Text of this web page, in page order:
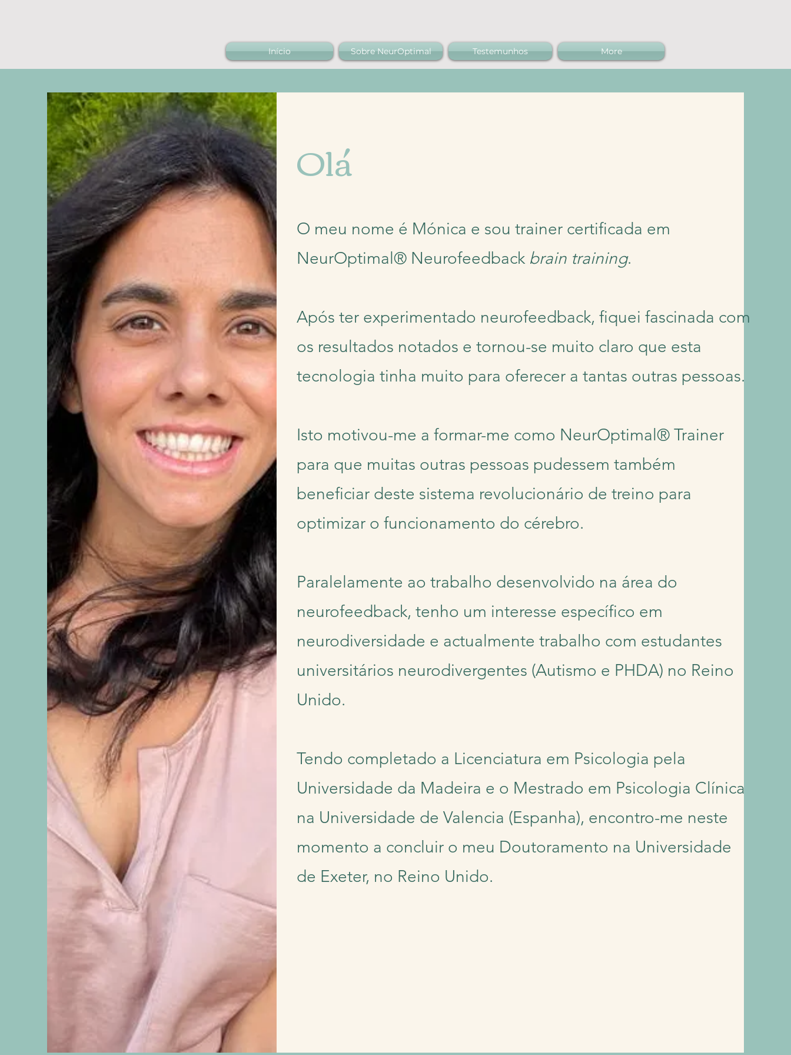
Início Sobre NeurOptimal Testemunhos More
Olá
O meu nome é Mónica e sou trainer certificada em
NeurOptimal® Neurofeedback brain training.
Após ter experimentado neurofeedback, fiquei fascinada com
os resultados notados e tornou-se muito claro que esta
tecnologia tinha muito para oferecer a tantas outras pessoas.
Isto motivou-me a formar-me como NeurOptimal® Trainer
para que muitas outras pessoas pudessem também
beneficiar deste sistema revolucionário de treino para
optimizar o funcionamento do cérebro.
Paralelamente ao trabalho desenvolvido na área do
neurofeedback, tenho um interesse específico em
neurodiversidade e actualmente trabalho com estudantes
universitários neurodivergentes (Autismo e PHDA) no Reino
Unido.
Tendo completado a Licenciatura em Psicologia pela
Universidade da Madeira e o Mestrado em Psicologia Clínica
na Universidade de Valencia (Espanha), encontro-me neste
momento a concluir o meu Doutoramento na Universidade
de Exeter, no Reino Unido.